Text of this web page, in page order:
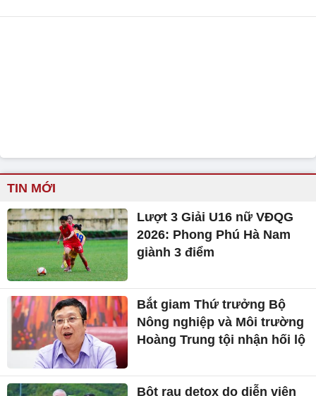
TIN MỚI
Lượt 3 Giải U16 nữ VĐQG
2026: Phong Phú Hà Nam
giành 3 điểm
Bắt giam Thứ trưởng Bộ
Nông nghiệp và Môi trường
Hoàng Trung tội nhận hối lộ
Bột rau detox do diễn viên